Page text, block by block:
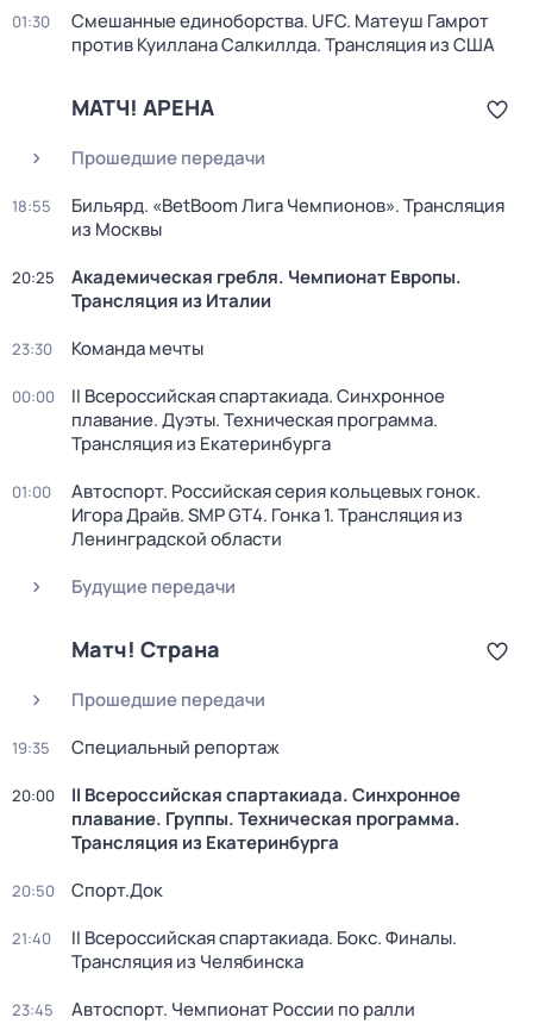
01:30
Смешанные единоборства. UFC. Матеуш Гамрот
против Куиллана Салкиллда. Трансляция из США
МАТЧ! АРЕНА
Прошедшие передачи
18:55
Бильярд. «BetBoom Лига Чемпионов». Трансляция
из Москвы
20:25
Академическая гребля. Чемпионат Европы.
Трансляция из Италии
23:30 Команда мечты
00:00
II Всероссийская спартакиада. Синхронное
плавание. Дуэты. Техническая программа.
Трансляция из Екатеринбурга
01:00
Автоспорт. Российская серия кольцевых гонок.
Игора Драйв. SMP GT4. Гонка 1. Трансляция из
Ленинградской области
Будущие передачи
Матч! Страна
Прошедшие передачи
19:35 Специальный репортаж
20:00
II Всероссийская спартакиада. Синхронное
плавание. Группы. Техническая программа.
Трансляция из Екатеринбурга
20:50 Спорт.Док
21:40
II Всероссийская спартакиада. Бокс. Финалы.
Трансляция из Челябинска
23:45 Автоспорт. Чемпионат России по ралли